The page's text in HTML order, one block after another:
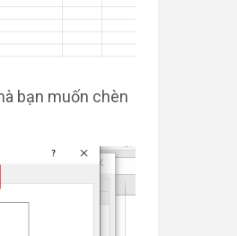
bạn muốn chèn